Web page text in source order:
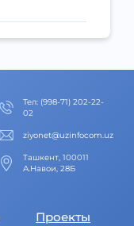
Тел: (998-71) 202-22-
02
ziyonet@uzinfocom.uz
Ташкент, 100011
А.Навои, 28Б
Проекты